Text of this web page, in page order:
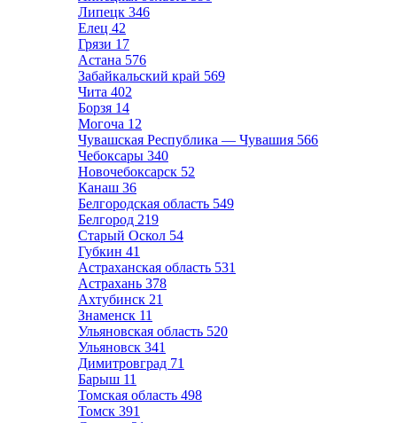
Липецк 346
Елец 42
Грязи 17
Астана 576
Забайкальский край 569
Чита 402
Борзя 14
Могоча 12
Чувашская Республика — Чувашия 566
Чебоксары 340
Новочебоксарск 52
Канаш 36
Белгородская область 549
Белгород 219
Старый Оскол 54
Губкин 41
Астраханская область 531
Астрахань 378
Ахтубинск 21
Знаменск 11
Ульяновская область 520
Ульяновск 341
Димитровград 71
Барыш 11
Томская область 498
Томск 391